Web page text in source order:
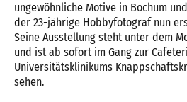
ungewöhnliche Motive in Bochum
der 23-jährige Hobbyfotograf nun
Seine Ausstellung steht unter dem
und ist ab sofort im Gang zur
Universitätsklinikums
sehen.